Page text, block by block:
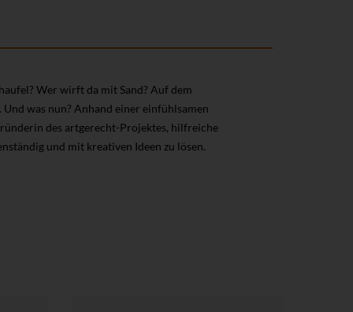
Wer wirft da mit Sand? Auf dem
was nun? Anhand einer einfühlsamen
des artgerecht-Projektes, hilfreiche
und mit kreativen Ideen zu lösen.